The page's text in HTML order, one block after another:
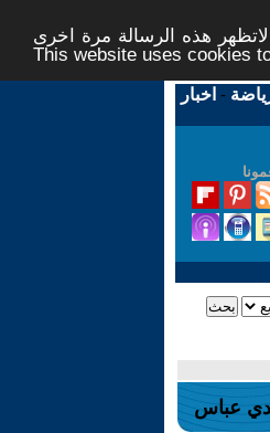
هذه الرسالة مرة اخرى -
This website uses cookies
- اخبار
عباس